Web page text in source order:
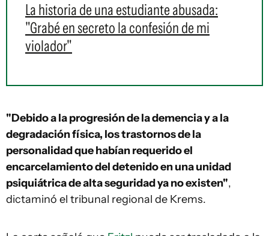
La historia de una estudiante abusada:
"Grabé en secreto la confesión de mi
violador"
"Debido a la progresión de la demencia y a la
degradación física, los trastornos de la
personalidad que habían requerido el
encarcelamiento del detenido en una unidad
psiquiátrica de alta seguridad ya no existen",
dictaminó el tribunal regional de Krems.